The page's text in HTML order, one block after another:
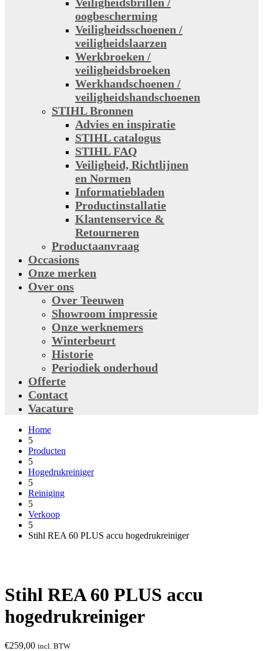
oogbescherming
Veiligheidsschoenen /
veiligheidslaarzen
Werkbroeken /
veiligheidsbroeken
Werkhandschoenen /
veiligheidshandschoenen
STIHL Bronnen
Advies en inspiratie
STIHL catalogus
STIHL FAQ
Veiligheid, Richtlijnen
en Normen
Informatiebladen
Productinstallatie
Klantenservice &
Retourneren
Productaanvraag
Occasions
Onze merken
Over ons
Over Teeuwen
Showroom impressie
Onze werknemers
Winterbeurt
Historie
Periodiek onderhoud
Offerte
Contact
Vacature
Home
5
Producten
5
Hogedrukreiniger
5
Reiniging
5
Verkoop
5
Stihl REA 60 PLUS accu hogedrukreiniger
Stihl REA 60 PLUS accu
hogedrukreiniger
€259,00 incl. BTW